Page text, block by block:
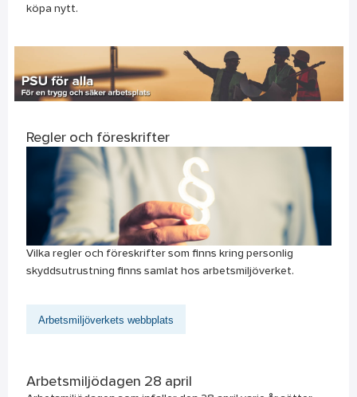
köpa nytt.
Regler och föreskrifter
Vilka regler och föreskrifter som finns kring personlig
skyddsutrustning finns samlat hos arbetsmiljöverket.
Arbetsmiljöverkets webbplats
Arbetsmiljödagen 28 april